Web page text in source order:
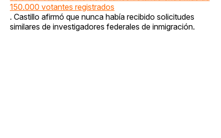
150.000 votantes registrados
. Castillo afirmó que nunca había recibido solicitudes
similares de investigadores federales de inmigración.